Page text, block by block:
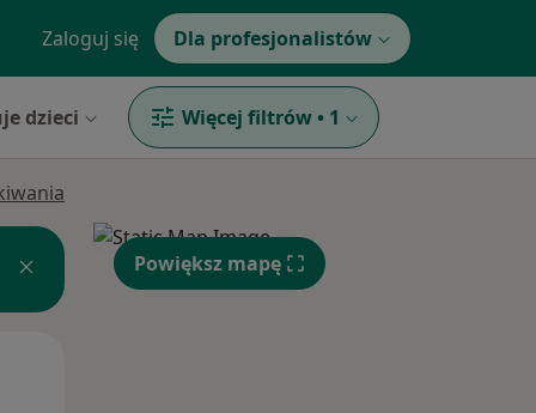
Zaloguj się Dla profesjonalistów
dzieci Więcej filtrów • 1
Powiększ mapę